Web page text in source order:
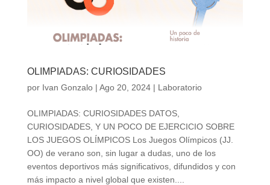
OLIMPIADAS: CURIOSIDADES
por Ivan Gonzalo| Ago 20, 2024| Laboratorio
OLIMPIADAS: CURIOSIDADES DATOS,
CURIOSIDADES, Y UN POCO DE EJERCICIO SOBRE
LOS JUEGOS OLÍMPICOS Los Juegos Olímpicos (JJ.
OO) de verano son, sin lugar a dudas, uno de los
eventos deportivos más significativos, difundidos y con
más impacto a nivel global que existen....